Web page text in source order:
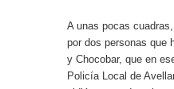
A unas pocas
por dos personas que
y Chocobar, que en
Policía Local de